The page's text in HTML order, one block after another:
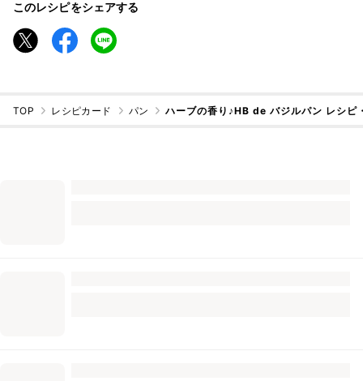
このレシピをシェアする
TOP レシピカード パン ハーブの香り♪HB de バジルパン レシピ